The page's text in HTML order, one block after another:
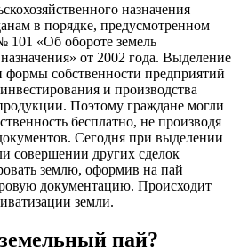
назначения
в порядке, предусмотренном
101 «Об обороте земель
назначения» от 2002 года. Выделение
формы собственности предприятий
и производства
Поэтому граждане могли
бесплатно, не производя
Сегодня при выделении
совершении других сделок
землю, оформив на пай
документацию. Происходит
земли.
пай?